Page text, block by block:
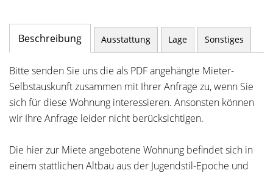
Beschreibung Ausstattung Lage Sonstiges
Bitte senden Sie uns die als PDF angehängte Mieter-
Selbstauskunft zusammen mit Ihrer Anfrage zu, wenn Sie
sich für diese Wohnung interessieren. Ansonsten können
wir Ihre Anfrage leider nicht berücksichtigen.
Die hier zur Miete angebotene Wohnung befindet sich in
einem stattlichen Altbau aus der Jugendstil-Epoche und